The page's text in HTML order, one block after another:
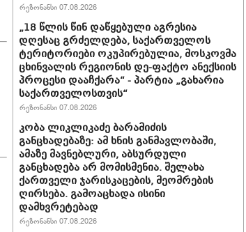
რეზონანსი 07.08.2026
„18 წლის წინ დაწყებული აგრესია
დღესაც გრძელდება, საქართველოს
ტერიტორიები ოკუპირებულია, მოსკოვმა
ცხინვალის რეგიონის დე-ფაქტო ანექსიის
პროცესი დააჩქარა“ - პარტია „გახარია
საქართველოსთვის“
რეზონანსი 07.08.2026
კობა ლიკლიკაძე ბარამიძის
განცხადებაზე: ამ ხნის განმავლობაში,
ამაზე მავნებლური, აბსურდული
განცხადება არ მომისმენია. შელახა
ქართველი ჯარისკაცების, მეომრების
ღირსება. გამოაცხადა ისინი
დამხვრეტებად
რეზონანსი 07.08.2026